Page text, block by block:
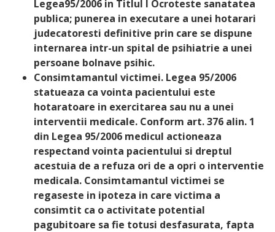
Legea95/2006 in Titlul I Ocroteste sanatatea
publica; punerea in executare a unei hotarari
judecatoresti definitive prin care se dispune
internarea intr-un spital de psihiatrie a unei
persoane bolnave psihic.
Consimtamantul victimei. Legea 95/2006
statueaza ca vointa pacientului este
hotaratoare in exercitarea sau nu a unei
interventii medicale. Conform art. 376 alin. 1
din Legea 95/2006 medicul actioneaza
respectand vointa pacientului si dreptul
acestuia de a refuza ori de a opri o interventie
medicala. Consimtamantul victimei se
regaseste in ipoteza in care victima a
consimtit ca o activitate potential
pagubitoare sa fie totusi desfasurata, fapta